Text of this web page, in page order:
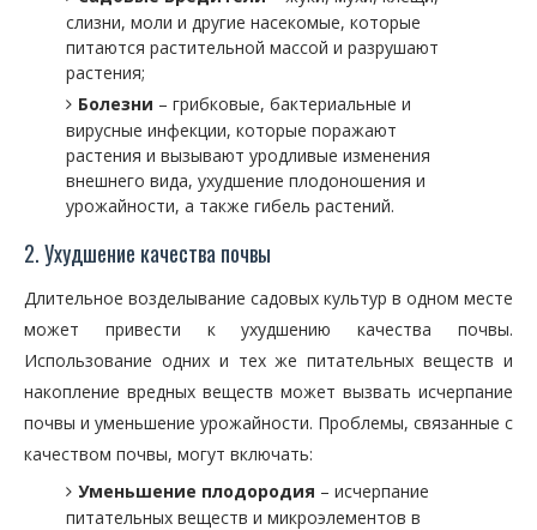
слизни, моли и другие насекомые, которые
питаются растительной массой и разрушают
растения;
Болезни – грибковые, бактериальные и
вирусные инфекции, которые поражают
растения и вызывают уродливые изменения
внешнего вида, ухудшение плодоношения и
урожайности, а также гибель растений.
2. Ухудшение качества почвы
Длительное возделывание садовых культур в одном месте
может привести к ухудшению качества почвы.
Использование одних и тех же питательных веществ и
накопление вредных веществ может вызвать исчерпание
почвы и уменьшение урожайности. Проблемы, связанные с
качеством почвы, могут включать:
Уменьшение плодородия – исчерпание
питательных веществ и микроэлементов в